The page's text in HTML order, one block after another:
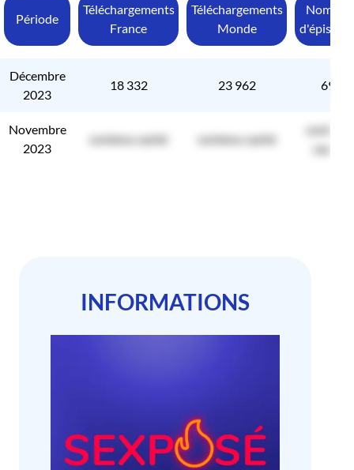
Période
Téléchargements
France
Téléchargements
Monde
Nombre
Décembre
2023
18 332 23 962 69
Novembre
2023
contenu caché contenu caché
contenu
caché
INFORMATIONS